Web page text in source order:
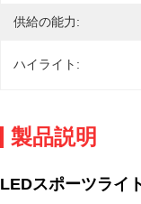
供給の能力:
ハイライト:
製品説明
LEDスポーツライ